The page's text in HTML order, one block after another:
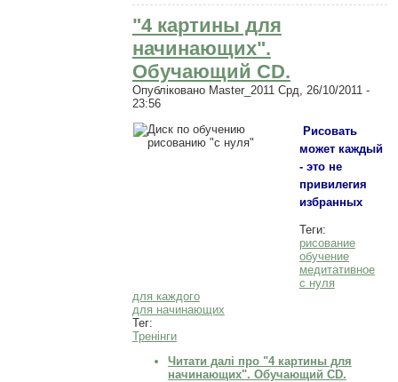
"4 картины для
начинающих".
Обучающий CD.
Опубліковано Master_2011Срд, 26/10/2011 -
23:56
Рисовать
может каждый
- это не
привилегия
избранных
Теги:
рисование
обучение
медитативное
с нуля
для каждого
для начинающих
Тег:
Тренінги
Читати далі про "4 картины для
начинающих". Обучающий CD.